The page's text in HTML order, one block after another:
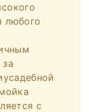
любого
с